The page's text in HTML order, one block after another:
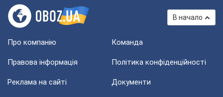
В начало
Про компанію Команда
Правова інформація Політика конфіденційності
Реклама на сайті Документи